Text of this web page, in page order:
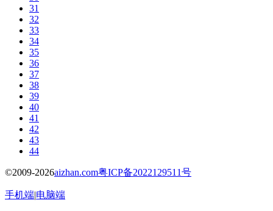
31
32
33
34
35
36
37
38
39
40
41
42
43
44
©2009-2026aizhan.com粤ICP备2022129511号
手机端|电脑端